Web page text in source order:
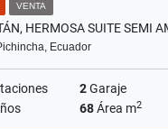
VENTA
Ecuador
2Garaje
68Área m2